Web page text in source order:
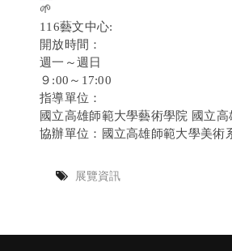
116藝文中心:
開放時間：
週一～週日
９:00～17:00
指導單位：
國立高雄師範大學藝術學院 國立
協辦單位：國立高雄師範大學美術
展覽資訊